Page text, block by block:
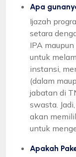
Apa
Ijazah
setara
IPA
untuk
instansi,
(dalam
jabatan di
swasta.
akan
untuk
Apakah